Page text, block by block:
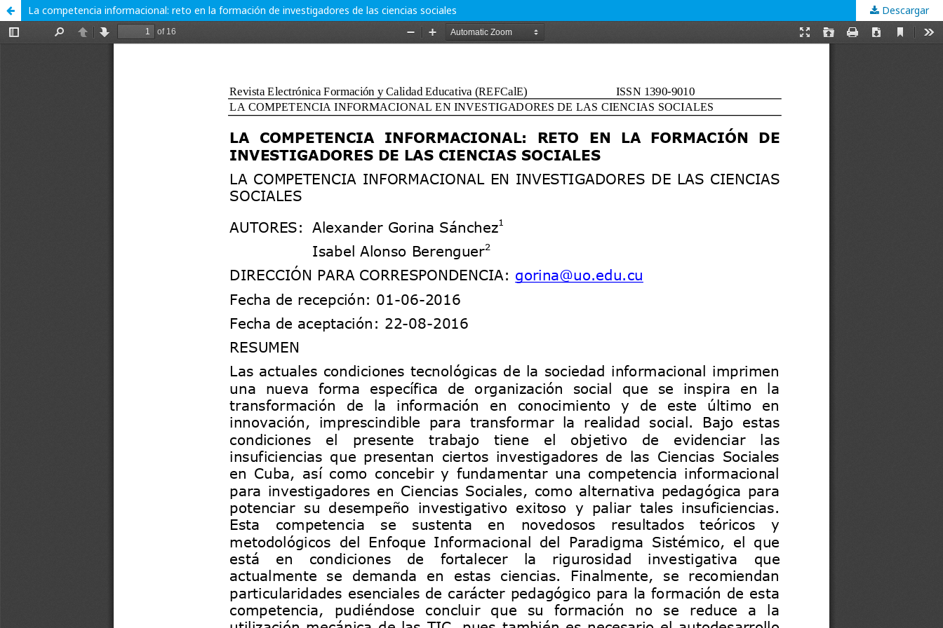
La competencia informacional: reto en la formación de investigadores de las ciencias sociales Descargar